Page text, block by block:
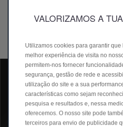
qualidade e controlo de custos,
VALORIZAMOS A
Utilizamos cookies para garantir
melhor experiência de visita no
permitem-nos fornecer
segurança, gestão de rede e
utilização do site e a sua
características como sejam
pesquisa e resultados e, nessa
oferecemos. O nosso site pode
terceiros para envio de publicidade